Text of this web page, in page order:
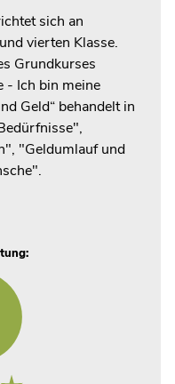
sich an
vierten Klasse.
Grundkurses
- Ich bin meine
Geld“ behandelt in
"Geldumlauf und